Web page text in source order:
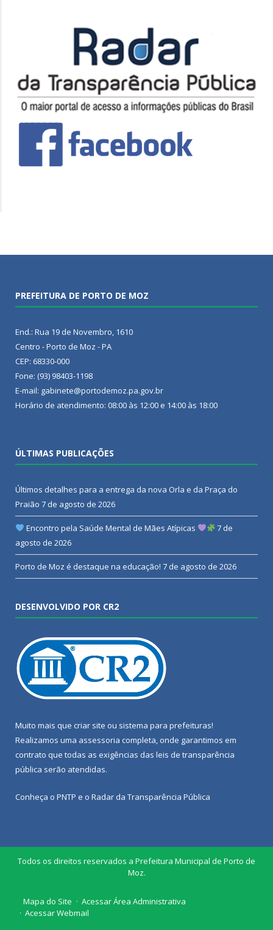
PREFEITURA DE PORTO DE MOZ
End.: Rua 19 de Novembro, 1610
Centro - Porto de Moz - PA
CEP: 68330-000
Fone: (93) 98403-1198
E-mail: gabinete@portodemoz.pa.gov.br
Horário de atendimento: 08:00 às 12:00 e 14:00 às 18:00
ÚLTIMAS PUBLICAÇÕES
Últimos detalhes para a entrega da nova Orla e da Praça do
Praião 7 de agosto de 2026
Encontro pela Saúde Mental de Mães Atípicas
7 de
agosto de 2026
Porto de Moz é destaque na educação! 7 de agosto de 2026
DESENVOLVIDO POR CR2
Muito mais que criar site ou sistema para prefeituras!
Realizamos uma assessoria completa, onde garantimos em
contrato que todas as exigências das leis de transparência
pública serão atendidas.
Conheça o PNTP e o Radar da Transparência Pública
Todos os direitos reservados a Prefeitura Municipal de Porto de
Moz.
Mapa do Site
Acessar Área Administrativa
Acessar Webmail